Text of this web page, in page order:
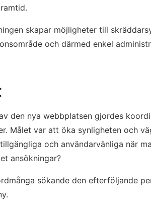
skapar möjligheter till
och därmed enkel
den nya webbplatsen gjordes
Målet var att öka synligheten och
och användarvänliga när
ansökningar?
sökande den efterföljande